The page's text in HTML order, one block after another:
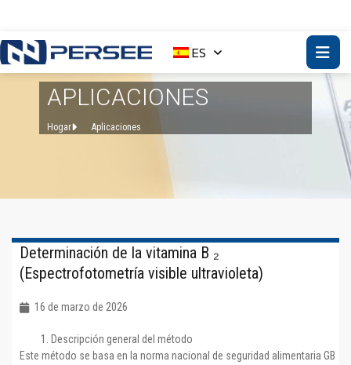
ES
APLICACIONES
Hogar Aplicaciones
Determinación de la vitamina B ₂
(Espectrofotometría visible ultravioleta)
16 de marzo de 2026
Descripción general del método
Este método se basa en la norma nacional de seguridad alimentaria GB